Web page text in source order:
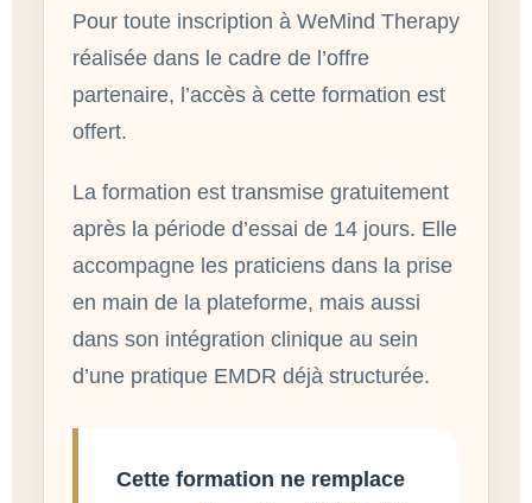
Pour toute inscription à WeMind Therapy
réalisée dans le cadre de l’offre
partenaire, l’accès à cette formation est
offert.
La formation est transmise gratuitement
après la période d’essai de 14 jours. Elle
accompagne les praticiens dans la prise
en main de la plateforme, mais aussi
dans son intégration clinique au sein
d’une pratique EMDR déjà structurée.
Cette formation ne remplace